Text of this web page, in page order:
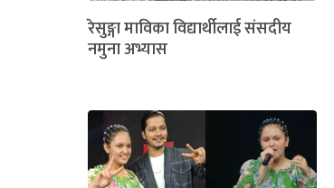
रेसुङ्गा माविका विद्यार्थीलाई संसदीय
नमुना अभ्यास